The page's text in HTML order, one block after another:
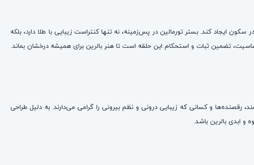
شده تا انعکاس نور و حس حرکت را حتی در سکون ایجاد کند. بستر تورمالین در پس‌زمینه، نه تنها کنتراست زیبایی با طلا دارد، بلکه
رقصنده‌ها و کسانی که زیبایی درونی و نظم بیرونی را گرامی می‌دارند. به دلیل طراحی
و ابدی بالرین باشد.